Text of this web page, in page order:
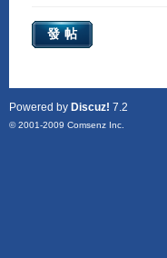
發帖
Powered by Discuz! 7.2
© 2001-2009 Comsenz Inc.